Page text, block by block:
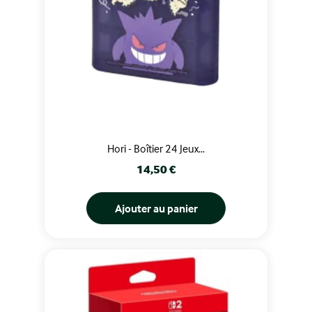
Hori - Boîtier 24 Jeux...
Prix
14,50 €
Ajouter au panier